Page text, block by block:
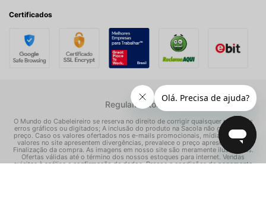
Certificados
Regulamentos
O Mundo do Cabeleireiro se reserva no direito de corrigir quaisquer possíveis
erros gráficos ou digitados; A inclusão do produto na Sacola não garante seu
preço. Caso os valores ofertados nos e-mails promocionais, mídias sociais e
valores no site apresentem divergências, prevalece o preço apresentado na
Finalização da compra. As imagens em nosso site são meramente ilustrativas.
Ofertas válidas até o término dos nossos estoques para internet. Vendas
sujeitas à análise e confirmação de dados. Preços e condições de pagamento